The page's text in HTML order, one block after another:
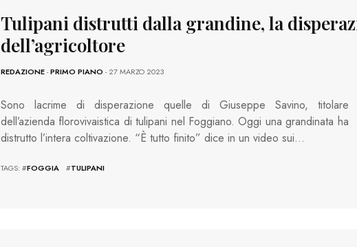
Tulipani distrutti dalla grandine, la
dell’agricoltore
REDAZIONE-PRIMO PIANO - 27 MARZO 2023
Sono lacrime di disperazione quelle di Giuseppe Savino, titolare
dell’azienda florovivaistica di tulipani nel Foggiano. Oggi una grandinata ha
distrutto l’intera coltivazione. “È tutto finito” dice in un video sui…
TAGS: #FOGGIA #TULIPANI